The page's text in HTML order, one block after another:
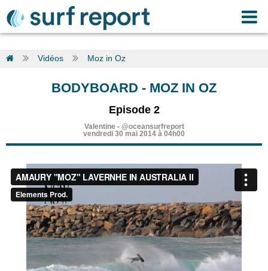
Vidéos Moz in Oz
BODYBOARD - MOZ IN OZ
Episode 2
Valentine- @oceansurfreport
vendredi 30 mai 2014 à 04h00